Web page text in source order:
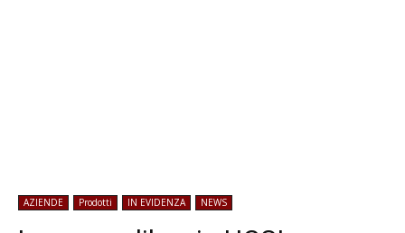
AZIENDE Prodotti IN EVIDENZA NEWS